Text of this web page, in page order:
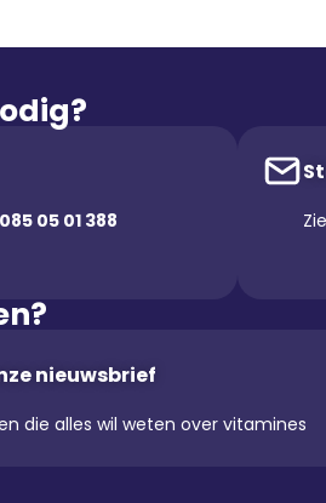
085 05 01 388 Zie
nieuwsbrief
die alles wil weten over vitamines